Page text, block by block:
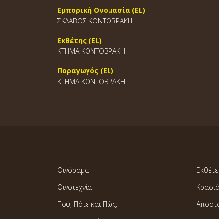
Εμπορική Ονομασία (EL)
ΣΚΛΑΒΟΣ ΚΟΝΤΟΒΡΑΚΗ
Εκθέτης (EL)
ΚΤΗΜΑ ΚΟΝΤΟΒΡΑΚΗ
Παραγωγός (EL)
ΚΤΗΜΑ ΚΟΝΤΟΒΡΑΚΗ
Οινόραμα
Οινοτεχνία
Πού, Πότε και Πώς;
Κρασιά